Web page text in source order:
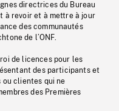
directrices du Bureau
à revoir et à mettre à jour
des communautés
de l’ONF.
de licences pour les
des participants et
clientes qui ne
des Premières